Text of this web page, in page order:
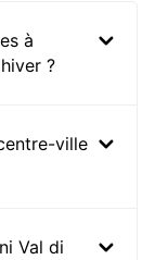
à
?
ville
Val di